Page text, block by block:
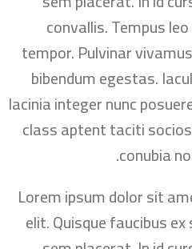
convallis. Tempus
tempor. Pulvinar
bibendum egestas.
lacinia integer nunc
class aptent taciti
conubia
Lorem ipsum dolor sit
elit. Quisque faucibus